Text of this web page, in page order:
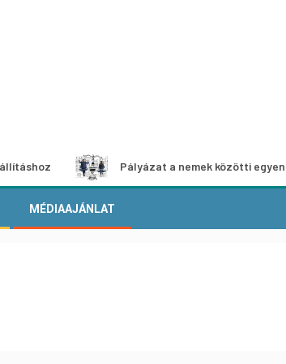
Pályázat a nemek közötti egyenlőség
MÉDIAAJÁNLAT